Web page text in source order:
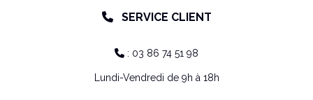
 SERVICE CLIENT
 : 03 86 74 51 98
Lundi-Vendredi de 9h à 18h